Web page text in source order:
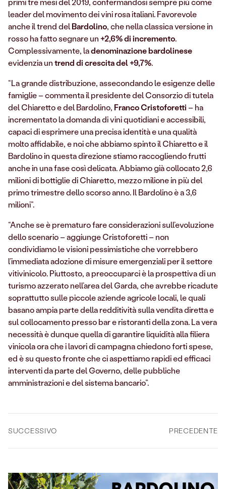
leader del movimento dei vini rosa italiani. Favorevole
anche il trend delBardolino, che nella classica versione in
rosso ha fatto segnare un+2,6% di incremento.
Complessivamente, ladenominazione bardolinese
evidenzia untrend di crescita del +9,7%.
“La grande distribuzione, assecondando le esigenze delle
famiglie – commenta il presidente del Consorzio di tutela
del Chiaretto e del Bardolino, Franco Cristoforetti – ha
incrementato la domanda di vini quotidiani e accessibili,
capaci di esprimere una precisa identità e una qualità
molto affidabile, e noi che abbiamo spinto il Chiaretto e il
Bardolino in questa direzione stiamo raccogliendo frutti
anche in una fase così delicata. Abbiamo già collocato 2,6
milioni di bottiglie di Chiaretto, mezzo milione in più del
primo trimestre dello scorso anno. Il Bardolino è a 3,6
milioni”.
“Anche se è prematuro fare considerazioni sull’evoluzione
dello scenario – aggiunge Cristoforetti – non
condividiamo le visioni pessimistiche che vorrebbero
l’immediata adozione di misure emergenziali per il settore
vitivinicolo. Piuttosto, a preoccuparci è la prospettiva di un
turismo azzerato nell’area del Garda, che avrebbe ricadute
soprattutto sulle piccole aziende agricole locali, le quali
basano ampia parte della redditività sulla vendita diretta e
sul collocamento presso bar e ristoranti della zona. La vera
necessità è dunque quella di garantire liquidità alla filiera
vinicola ora che i lavori di campagna chiedono forti spese,
ed è su questo fronte che ci aspettiamo rapidi ed efficaci
interventi da parte del Governo, delle pubbliche
amministrazioni e del sistema bancario”.
SUCCESSIVO PRECEDENTE